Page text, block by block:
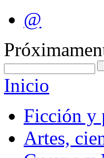
@
Inicio
Ficción y
Artes,